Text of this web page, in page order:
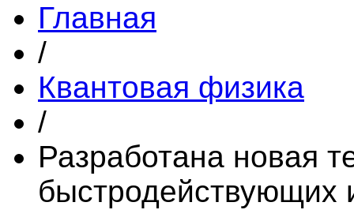
Главная
/
Квантовая физика
/
Разработана новая
быстродействующих